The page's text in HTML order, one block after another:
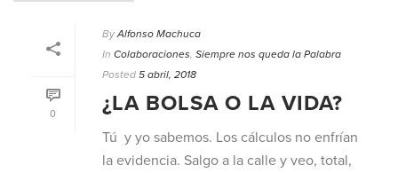
0
By Alfonso Machuca
In Colaboraciones Siempre nos queda la Palabra
Posted 5 abril, 2018
¿LA BOLSA O LA VIDA?
Tú y yo sabemos. Los cálculos no enfrían
la evidencia. Salgo a la calle y veo, total,